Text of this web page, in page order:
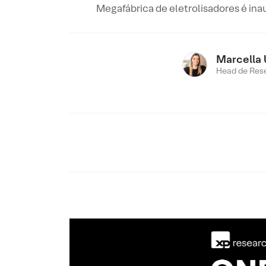
Megafábrica de eletrolisadores é
Marcella
Head de